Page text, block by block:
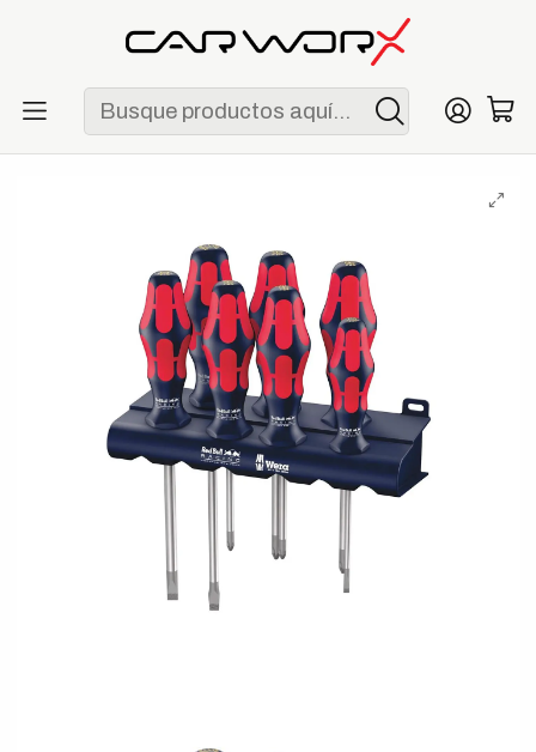
ENVÍO GRATIS POR COMPRAS MAYORES A S/ 250
Red Bull
Wera Red Bull Racing - Juego de Destornilladores Kraftform
Plus Lasertip de 7 Piezas